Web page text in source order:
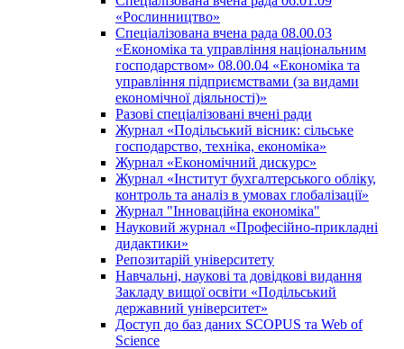
«Рослинництво»
Спеціалізована вчена рада 08.00.03
«Економіка та управління національним
господарством» 08.00.04 «Економіка та
управління підприємствами (за видами
економічної діяльності)»
Разові спеціалізовані вчені ради
Журнал «Подільський вісник: сільське
господарство, техніка, економіка»
Журнал «Економічний дискурс»
Журнал «Інститут бухгалтерського обліку,
контроль та аналіз в умовах глобалізації»
Журнал "Інноваційна економіка"
Науковий журнал «Професійно-прикладні
дидактики»
Репозитарій університету
Навчальні, наукові та довідкові видання
Закладу вищої освіти «Подільський
державний університет»
Доступ до баз даних SCOPUS та Web of
Science